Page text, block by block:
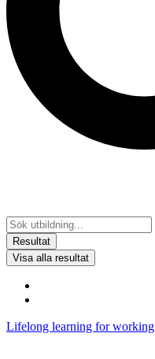
Resultat
Visa alla resultat
Lifelong learning for working